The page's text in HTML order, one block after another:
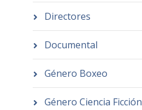
Directores
Documental
Género Boxeo
Género Ciencia Ficción